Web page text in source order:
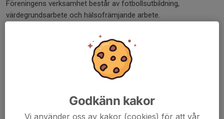
Föreningens verksamhet består av fotbollsutbildning,
värdegrundsarbete och hälsofrämjande arbete.
satsar vi på ledarutbildning, värdegrundsarbete och gemenskap
som stödjer fotbollsintresse.
Det skadeförebyggande arbetet utgörs huvudsakligen av
Detta har så här långt lett till en enastående reduktion av
allvarliga knäskador hos våra spelare.
Godkänn kakor
Vi använder oss av kakor (cookies) för att vår